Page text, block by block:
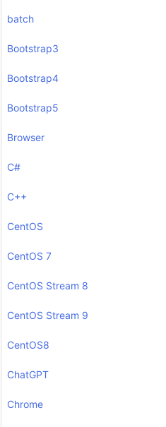
batch
Bootstrap3
Bootstrap4
Bootstrap5
Browser
C#
C++
CentOS
CentOS 7
CentOS Stream 8
CentOS Stream 9
CentOS8
ChatGPT
Chrome